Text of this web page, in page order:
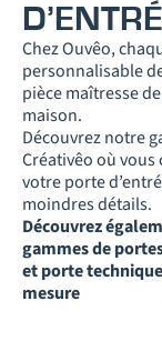
Chez Ouvêo,
personnalisable
pièce maîtresse
maison.
Découvrez notre
Créativêo où vous
votre porte
moindres détails.
Découvrez
gammes de
et porte
mesure